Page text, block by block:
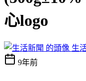
心logo
生
9年前